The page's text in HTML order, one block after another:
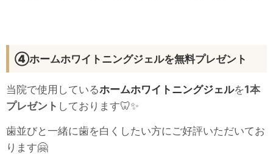
④ホームホワイトニングジェルを無料プレゼント
当院で使用しているホームホワイトニングジェルを1本
プレゼント しております🦷✨
歯並びと一緒に歯を白くしたい方にご好評いただいてお
ります🤗